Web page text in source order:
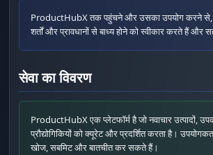
ProductHubX तक पहुंचने और उसका उपयोग करने
शर्तों और प्रावधानों से बाध्य होने को स्वीकार करते हैं और
सेवा का विवरण
ProductHubX एक प्लेटफॉर्म है जो नवाचार उत्पादों,
प्रौद्योगिकियों को क्यूरेट और प्रदर्शित करता है।
खोज, सबमिट और बातचीत कर सकते हैं।